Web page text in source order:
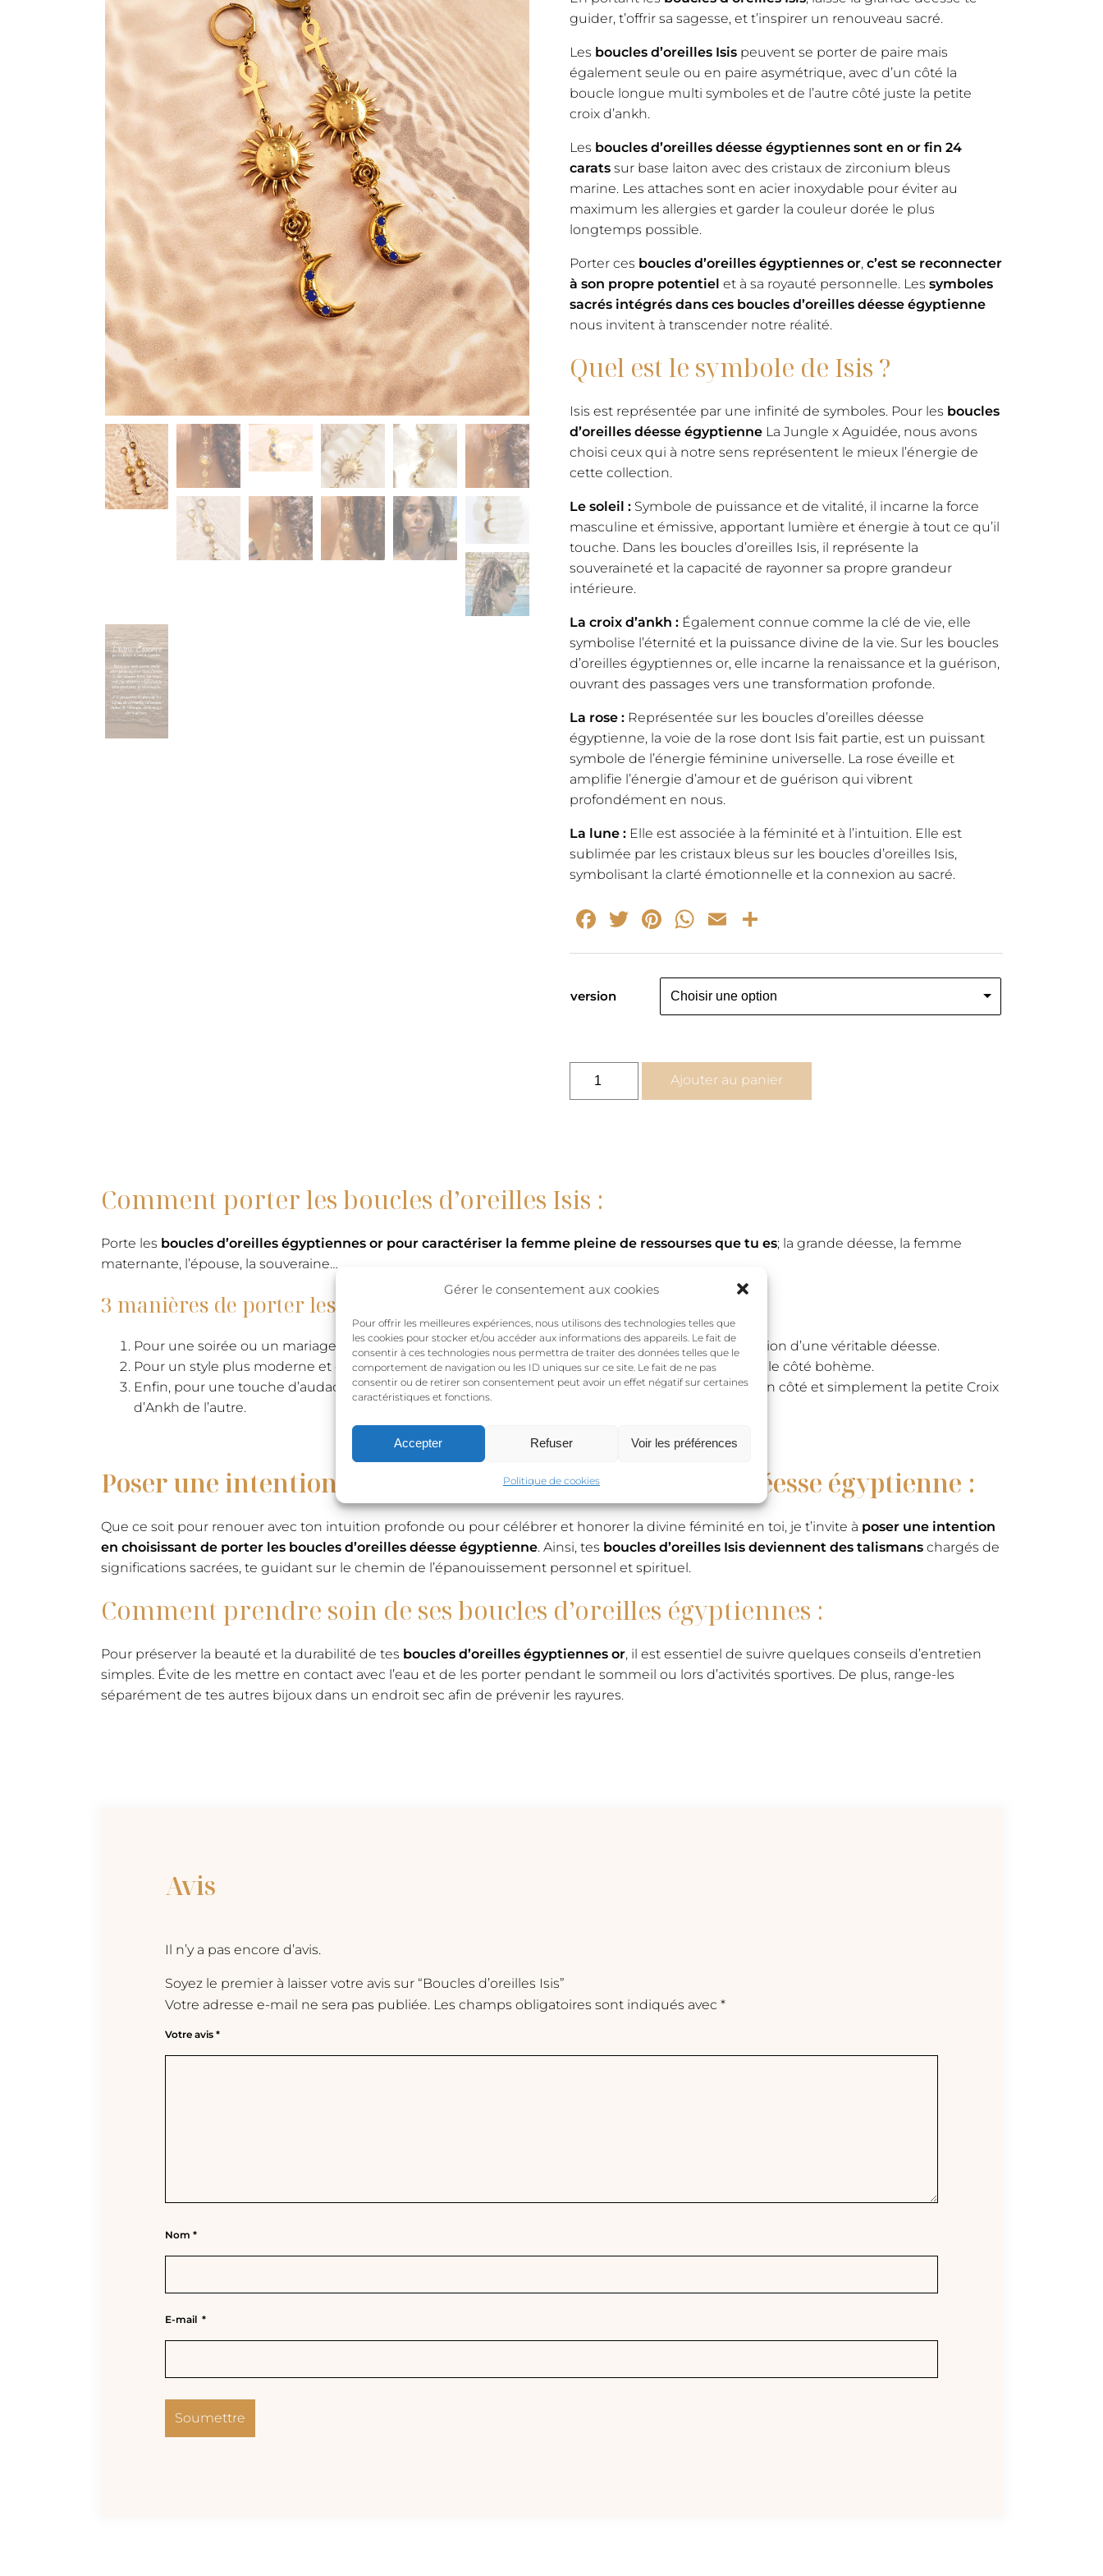
Gérer le consentement aux cookies
Pour offrir les meilleures expériences, nous utilisons des technologies telles que
les cookies pour stocker et/ou accéder aux informations des appareils. Le fait de
consentir à ces technologies nous permettra de traiter des données telles que le
comportement de navigation ou les ID uniques sur ce site. Le fait de ne pas
consentir ou de retirer son consentement peut avoir un effet négatif sur certaines
caractéristiques et fonctions.
Accepter Refuser Voir les préférences
Politique de cookies
guider, t’offrir sa sagesse, et t’inspirer un renouveau sacré.
Les boucles d’oreilles Isispeuvent se porter de paire mais
également seule ou en paire asymétrique, avec d’un côté la
boucle longue multi symboles et de l’autre côté juste la petite
croix d’ankh.
Les boucles d’oreilles déesse égyptiennes sont en or fin 24
caratssur base laiton avec des cristaux de zirconium bleus
marine. Les attaches sont en acier inoxydable pour éviter au
maximum les allergies et garder la couleur dorée le plus
longtemps possible.
Porter ces boucles d’oreilles égyptiennes or,c’est se reconnecter
à son propre potentiel et à sa royauté personnelle. Les symboles
sacrés intégrés dans ces boucles d’oreilles déesse égyptienne
nous invitent à transcender notre réalité.
Quel est le symbole de Isis ?
Isis est représentée par une infinité de symboles. Pour les boucles
d’oreilles déesse égyptienneLa Jungle x Aguidée, nous avons
choisi ceux qui à notre sens représentent le mieux l’énergie de
cette collection.
Le soleil :Symbole de puissance et de vitalité, il incarne la force
masculine et émissive, apportant lumière et énergie à tout ce qu’il
touche. Dans les boucles d’oreilles Isis, il représente la
souveraineté et la capacité de rayonner sa propre grandeur
intérieure.
La croix d’ankh :Également connue comme la clé de vie, elle
symbolise l’éternité et la puissance divine de la vie. Sur les boucles
d’oreilles égyptiennes or, elle incarne la renaissance et la guérison,
ouvrant des passages vers une transformation profonde.
La rose :Représentée sur les boucles d’oreilles déesse
égyptienne, la voie de la rose dont Isis fait partie, est un puissant
symbole de l’énergie féminine universelle. La rose éveille et
amplifie l’énergie d’amour et de guérison qui vibrent
profondément en nous.
La lune :Elle est associée à la féminité et à l’intuition. Elle est
sublimée par les cristaux bleus sur les boucles d’oreilles Isis,
symbolisant la clarté émotionnelle et la connexion au sacré.
Facebook
Twitter
Pinterest
WhatsApp
Email
version
Ajouter au panier
Comment porter les boucles d’oreilles Isis :
Porte les boucles d’oreilles égyptiennes or pour caractériser la femme pleine de ressourses que tu es; la grande déesse, la femme
maternante, l’épouse, la souveraine…
3 manières de porter les boucles d’oreilles Isis :
Pour une soirée ou un mariage, opte pour la paire identique, incarnant l’élégance et la sophistication d’une véritable déesse.
Pour un style plus moderne et décontracté, choisis de les porter à l’unité, jouant sur l’originalité et le côté bohème.
Enfin, pour une touche d’audace, adopte le style asymétrique avec une boucle multi-symbole d’un côté et simplement la petite Croix
d’Ankh de l’autre.
Poser une intention en adoptant les boucles d’oreilles déesse égyptienne :
Que ce soit pour renouer avec ton intuition profonde ou pour célébrer et honorer la divine féminité en toi, je t’invite à poser une intention
en choisissant de porter les boucles d’oreilles déesse égyptienne. Ainsi, tes boucles d’oreilles Isis deviennent des talismanschargés de
significations sacrées, te guidant sur le chemin de l’épanouissement personnel et spirituel.
Comment prendre soin de ses boucles d’oreilles égyptiennes :
Pour préserver la beauté et la durabilité de tes boucles d’oreilles égyptiennes or, il est essentiel de suivre quelques conseils d’entretien
simples. Évite de les mettre en contact avec l’eau et de les porter pendant le sommeil ou lors d’activités sportives. De plus, range-les
séparément de tes autres bijoux dans un endroit sec afin de prévenir les rayures.
Avis
Il n’y a pas encore d’avis.
Soyez le premier à laisser votre avis sur “Boucles d’oreilles Isis”
Votre adresse e-mail ne sera pas publiée. Les champs obligatoires sont indiqués avec *
Votre avis *
Nom *
E-mail *